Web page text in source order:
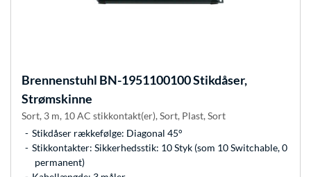
Brennenstuhl BN-1951100100 Stikdåser,
Strømskinne
Sort, 3 m, 10 AC stikkontakt(er), Sort, Plast, Sort
Stikdåser rækkefølge: Diagonal 45°
Stikkontakter: Sikkerhedsstik: 10 Styk (som 10 Switchable, 0
permanent)